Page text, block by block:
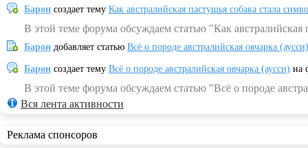
Барон создает тему Как австралийская пастушья собака стала
В этой теме форума обсуждаем статью "Как
Барон добавляет статью Всё о породе австралийская овчарка (аусси)
Барон создает тему Всё о породе австралийская овчарка (аусси) на
В этой теме форума обсуждаем статью "Всё о породе
Вся лента активности
Реклама спонсоров